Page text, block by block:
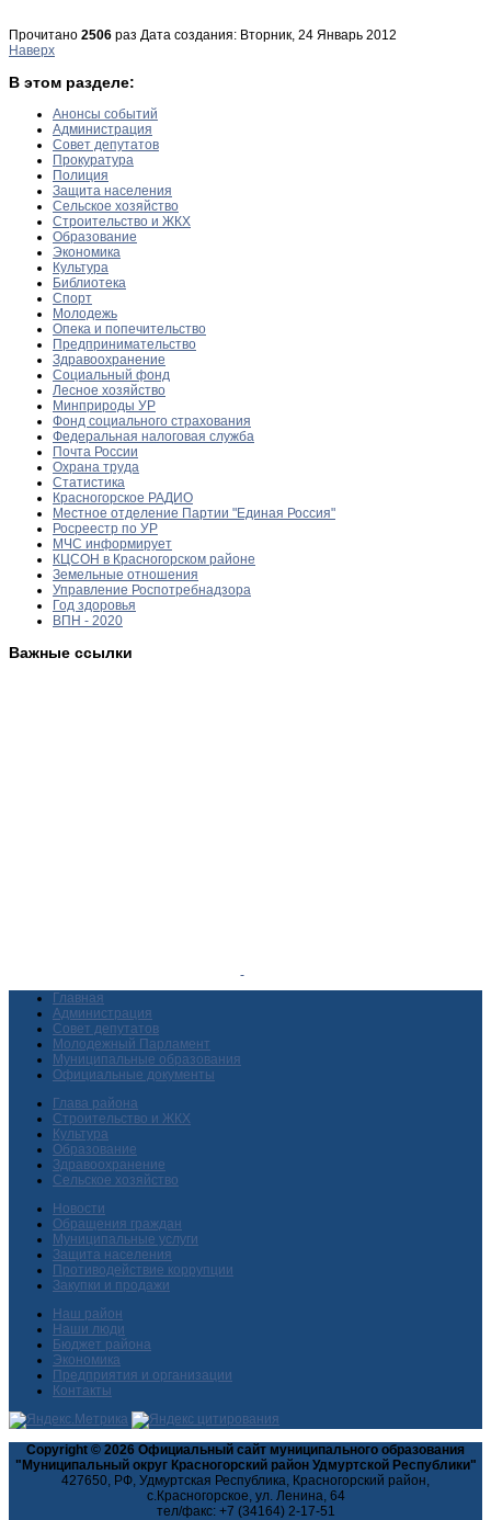
Прочитано 2506 раз Дата создания: Вторник, 24 Январь 2012
Наверх
В этом разделе:
Анонсы событий
Администрация
Совет депутатов
Прокуратура
Полиция
Защита населения
Сельское хозяйство
Строительство и ЖКХ
Образование
Экономика
Культура
Библиотека
Спорт
Молодежь
Опека и попечительство
Предпринимательство
Здравоохранение
Социальный фонд
Лесное хозяйство
Минприроды УР
Фонд социального страхования
Федеральная налоговая служба
Почта России
Охрана труда
Статистика
Красногорское РАДИО
Местное отделение Партии "Единая Россия"
Росреестр по УР
МЧС информирует
КЦСОН в Красногорском районе
Земельные отношения
Управление Роспотребнадзора
Год здоровья
ВПН - 2020
Важные ссылки
Главная
Администрация
Совет депутатов
Молодежный Парламент
Муниципальные образования
Официальные документы
Глава района
Строительство и ЖКХ
Культура
Образование
Здравоохранение
Сельское хозяйство
Новости
Обращения граждан
Муниципальные услуги
Защита населения
Противодействие коррупции
Закупки и продажи
Наш район
Наши люди
Бюджет района
Экономика
Предприятия и организации
Контакты
Copyright © 2026 Официальный сайт муниципального образования
"Муниципальный округ Красногорский район Удмуртской Республики"
427650, РФ, Удмуртская Республика, Красногорский район,
с.Красногорское, ул. Ленина, 64
тел/факс: +7 (34164) 2-17-51